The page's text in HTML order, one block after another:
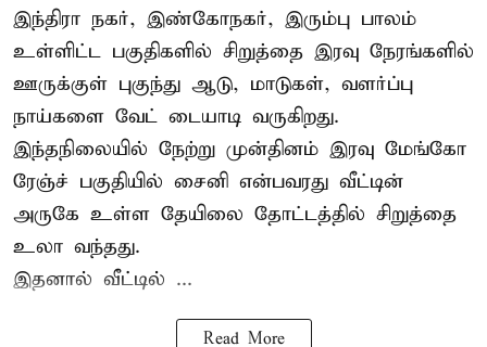
இந்திரா நகர், இண்கோநகர், இரும்பு பாலம்
உள்ளிட்ட பகுதிகளில் சிறுத்தை இரவு நேரங்களில்
ஊருக்குள் புகுந்து ஆடு, மாடுகள், வளர்ப்பு
நாய்களை வேட் டையாடி வருகிறது.
இந்தநிலையில் நேற்று முன்தினம் இரவு மேங்கோ
ரேஞ்ச் பகுதியில் சைனி என்பவரது வீட்டின்
அருகே உள்ள தேயிலை தோட்டத்தில் சிறுத்தை
உலா வந்தது.
இதனால் வீட்டில் ...
Read More